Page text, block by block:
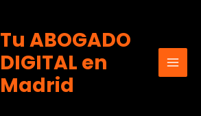
Tu ABOGADO
DIGITAL en
Madrid